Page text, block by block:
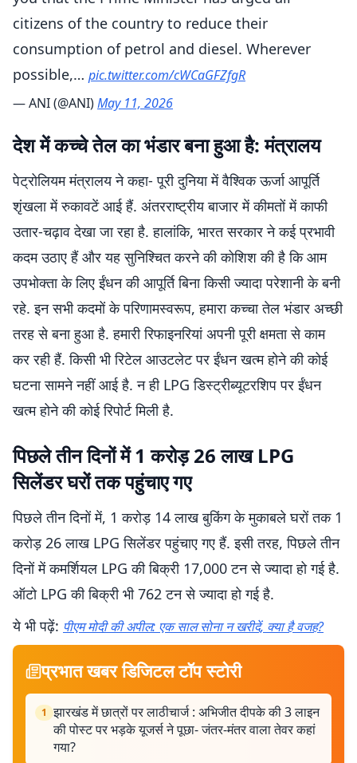
citizens of the country to reduce their
consumption of petrol and diesel. Wherever
possible,… pic.twitter.com/cWCaGFZfgR
— ANI (@ANI)May 11, 2026
देश में कच्चे तेल का भंडार बना हुआ है: मंत्रालय
पेट्रोलियम मंत्रालय ने कहा- पूरी दुनिया में वैश्विक ऊर्जा आपूर्ति
शृंखला में रुकावटें आई हैं. अंतरराष्ट्रीय बाजार में कीमतों में काफी
उतार-चढ़ाव देखा जा रहा है. हालांकि, भारत सरकार ने कई प्रभावी
कदम उठाए हैं और यह सुनिश्चित करने की कोशिश की है कि आम
उपभोक्ता के लिए ईंधन की आपूर्ति बिना किसी ज्यादा परेशानी के बनी
रहे. इन सभी कदमों के परिणामस्वरूप, हमारा कच्चा तेल भंडार अच्छी
तरह से बना हुआ है. हमारी रिफाइनरियां अपनी पूरी क्षमता से काम
कर रही हैं. किसी भी रिटेल आउटलेट पर ईंधन खत्म होने की कोई
घटना सामने नहीं आई है. न ही LPG डिस्ट्रीब्यूटरशिप पर ईंधन
खत्म होने की कोई रिपोर्ट मिली है.
पिछले तीन दिनों में 1 करोड़ 26 लाख LPG
सिलेंडर घरों तक पहुंचाए गए
पिछले तीन दिनों में, 1 करोड़ 14 लाख बुकिंग के मुकाबले घरों तक 1
करोड़ 26 लाख LPG सिलेंडर पहुंचाए गए हैं. इसी तरह, पिछले तीन
दिनों में कमर्शियल LPG की बिक्री 17,000 टन से ज्यादा हो गई है.
ऑटो LPG की बिक्री भी 762 टन से ज्यादा हो गई है.
ये भी पढ़ें: पीएम मोदी की अपील: एक साल सोना न खरीदें, क्या है वजह?
प्रभात खबर डिजिटल टॉप स्टोरी
1 झारखंड में छात्रों पर लाठीचार्ज : अभिजीत दीपके की 3 लाइन
की पोस्ट पर भड़के यूजर्स ने पूछा- जंतर-मंतर वाला तेवर कहां
गया?